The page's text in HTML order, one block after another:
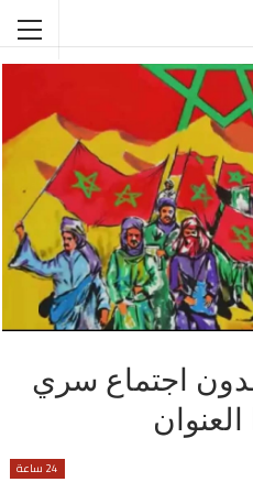
اجتماع سري
24 ساعة